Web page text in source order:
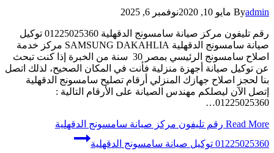
Byadmin مايو 10, 2020 نوفمبر 6, 2025
رقم تليفون مركز صيانة سامسونج الدقهلية 01225025360 توكيل
صيانة سامسونج الدقهلية SAMSUNG DAKAHLIA مركز خدمة
اصلاح سامسونج الرئيسي بمصر 30 سنة من الخبرة إذا كنت تبحث
عن توكيل صيانة أجهزة منزلية فأنت في المكان الصحيح، لذلك اتصل
بنا لحجز اصلاح جهازك المنزلي أرقام تصليح سامسونج الدقهلية
إتصل الآن ليصلكم مهندس الصيانة على الأرقام التالية :
01225025360…
Read More رقم تليفون مركز صيانة سامسونج الدقهلية
01225025360 توكيل صيانة سامسونج الدقهلية